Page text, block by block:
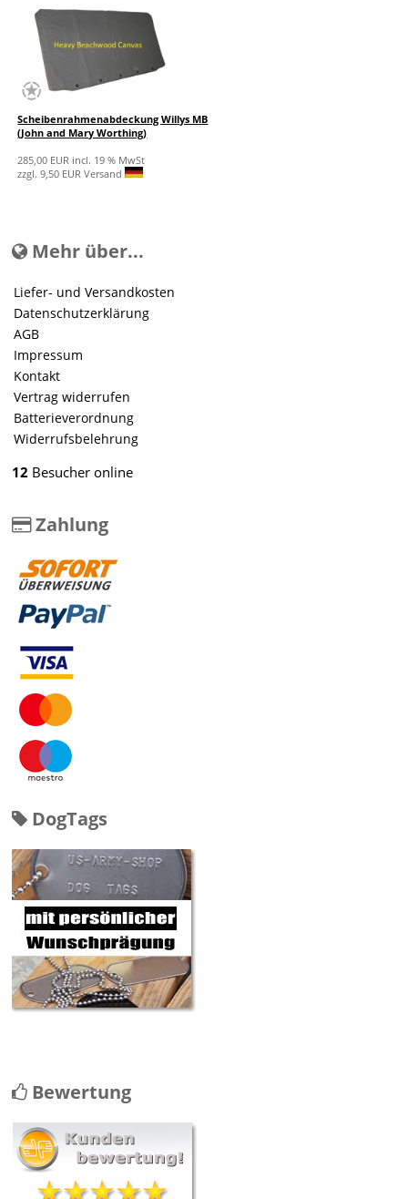
Scheibenrahmenabdeckung Willys MB
(John and Mary Worthing)
285,00 EUR incl. 19 % MwSt
zzgl. 9,50 EUR Versand
Mehr über...
Liefer- und Versandkosten
Datenschutzerklärung
AGB
Impressum
Kontakt
Vertrag widerrufen
Batterieverordnung
Widerrufsbelehrung
12 Besucher online
Zahlung
DogTags
Bewertung